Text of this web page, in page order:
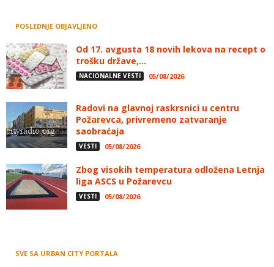
POSLEDNJE OBJAVLJENO
Od 17. avgusta 18 novih lekova na recept o
trošku države,...
NACIONALNE VESTI 05/08/2026
Radovi na glavnoj raskrsnici u centru
Požarevca, privremeno zatvaranje
saobraćaja
VESTI 05/08/2026
Zbog visokih temperatura odložena Letnja
liga ASCS u Požarevcu
VESTI 05/08/2026
SVE SA URBAN CITY PORTALA